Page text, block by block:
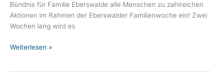
Bündnis für Familie Eberswalde alle Menschen zu zahlreichen
Aktionen im Rahmen der Eberswalder Familienwoche ein! Zwei
Wochen lang wird es
Familienwoche
Weiterlesen »